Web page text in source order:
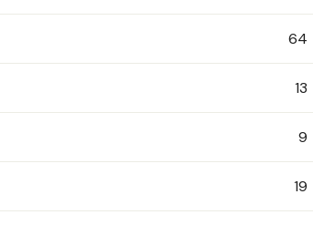
64
13
9
19